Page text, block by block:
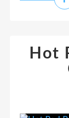
Hot